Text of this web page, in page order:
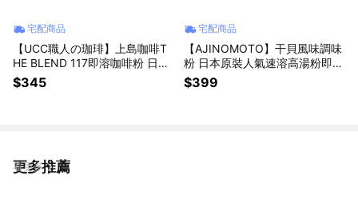
宅配商品
【UCC職人の珈琲】上島咖啡T
HE BLEND 117即溶咖啡粉 日本
原裝進口深烘焙醇厚無酸速溶冰
美式黑咖啡粉沖泡飲品拿鐵提神
$345
宅配商品
【AJINOMOTO】干貝風味調味
粉 日本原裝人氣速溶高湯粉即溶
調味料湯品調味海鮮濃縮精華鮮
甜提味炒菜煮湯煲湯料理 廚房必
$399
更多推薦
看更多